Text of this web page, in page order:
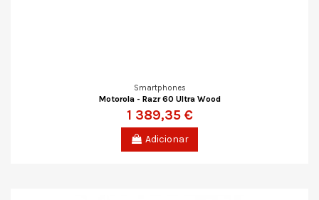
Smartphones
Motorola - Razr 60 Ultra Wood
1 389,35 €
Adicionar